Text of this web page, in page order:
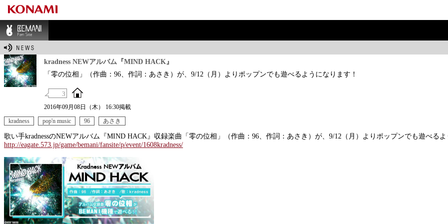
BEMANI Fan Sit
kradness NEWアルバム『MIND HACK』
「零の位相」（作曲：96、作詞：あさき）が、9/12（月）よりポップンでも遊べるようになります！
3
2016年09月08日（木） 16:30掲載
kradness
pop'n music 96 あさき
歌い手kradnessのNEWアルバム『MIND HACK』収録楽曲「零の位相」（作曲：96、作詞：あさき）が、9/12（月）よりポップンでも遊べるよ
http://eagate.573.jp/game/bemani/fansite/p/event/1608kradness/